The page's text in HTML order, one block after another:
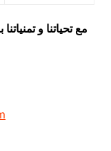
مع تحياتنا و